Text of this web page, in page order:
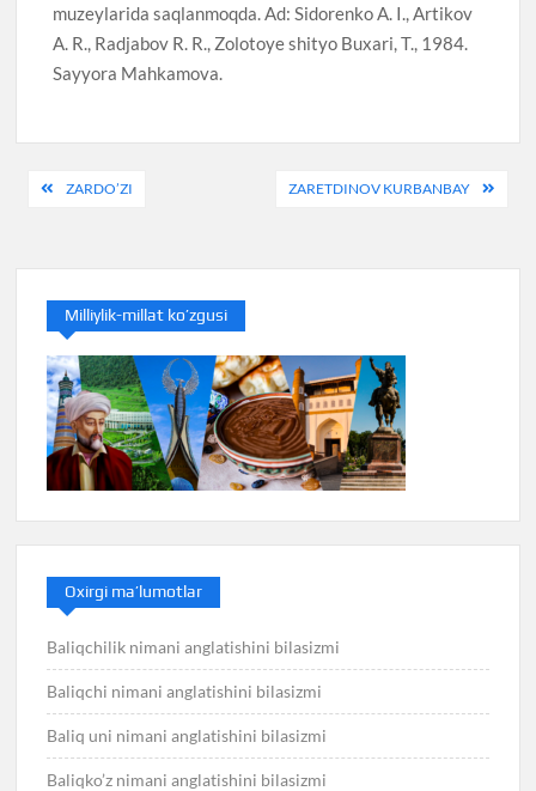
muzeylarida saqlanmoqda. Ad: Sidorenko A. I., Artikov
A. R., Radjabov R. R., Zolotoye shityo Buxari, T., 1984.
Sayyora Mahkamova.
PostZARDO’ZI ZARETDINOV KURBANBAY
Milliylik-millat ko’zgusi
Oxirgi ma’lumotlar
Baliqchilik nimani anglatishini bilasizmi
Baliqchi nimani anglatishini bilasizmi
Baliq uni nimani anglatishini bilasizmi
Baliqko’z nimani anglatishini bilasizmi